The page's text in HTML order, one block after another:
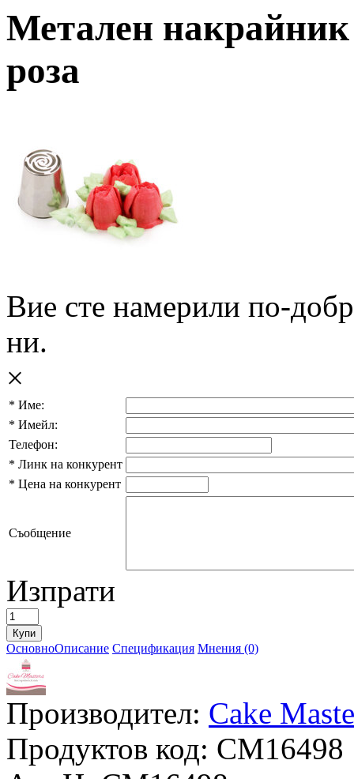
Метален
роза
Вие сте намерили по-
ни.
×
* Име:
* Имейл:
Телефон:
* Линк на конкурент
* Цена на конкурент
Съобщение
Изпрати
ОсновноОписание Спецификация Мнения (0)
Производител: Cake
Продуктов код: CM16498